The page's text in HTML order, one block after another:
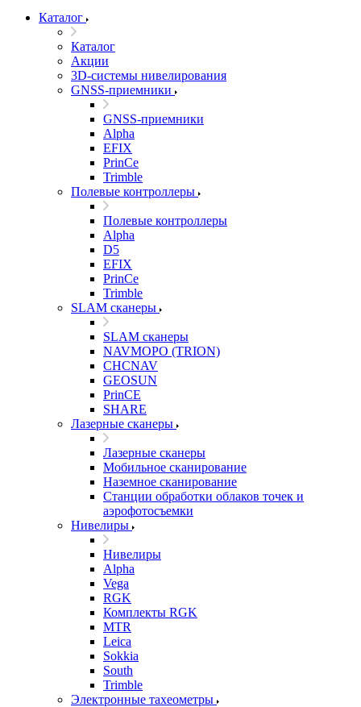
Каталог
Каталог
Акции
3D-системы нивелирования
GNSS-приемники
GNSS-приемники
Alpha
EFIX
PrinCe
Trimble
Полевые контроллеры
Полевые контроллеры
Alpha
D5
EFIX
PrinCe
Trimble
SLAM сканеры
SLAM сканеры
NAVMOPO (TRION)
CHCNAV
GEOSUN
PrinCE
SHARE
Лазерные сканеры
Лазерные сканеры
Мобильное сканирование
Наземное сканирование
Станции обработки облаков точек и
аэрофотосъемки
Нивелиры
Нивелиры
Alpha
Vega
RGK
Комплекты RGK
MTR
Leica
Sokkia
South
Trimble
Электронные тахеометры